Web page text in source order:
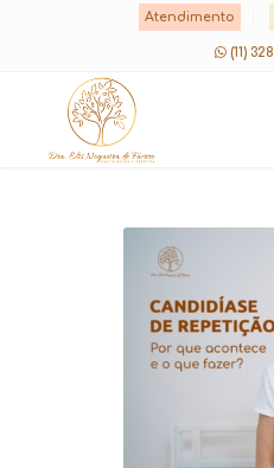
Atendimento
(11)